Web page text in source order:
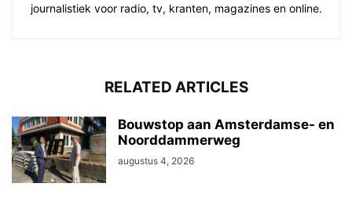
journalistiek voor radio, tv, kranten, magazines en online.
RELATED ARTICLES
Bouwstop aan Amsterdamse- en
Noorddammerweg
augustus 4, 2026